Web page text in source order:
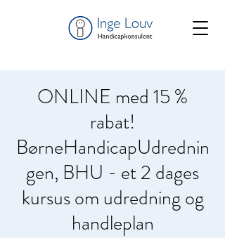
ONLINE med 15 %
rabat!
BørneHandicapUdrednin
gen, BHU - et 2 dages
kursus om udredning og
handleplan